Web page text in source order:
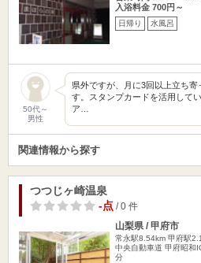
入浴料金 700円～
日帰り 水風呂
50代～
男性
県外ですが、月に3回以上立ち
す。スタンプカードを活用して
ア…
関連情報から探す
つつじヶ崎温泉
-点/ 0 件
山梨県 / 甲府市
常永駅8.54km 甲府駅
中央自動車道 甲府昭和
分